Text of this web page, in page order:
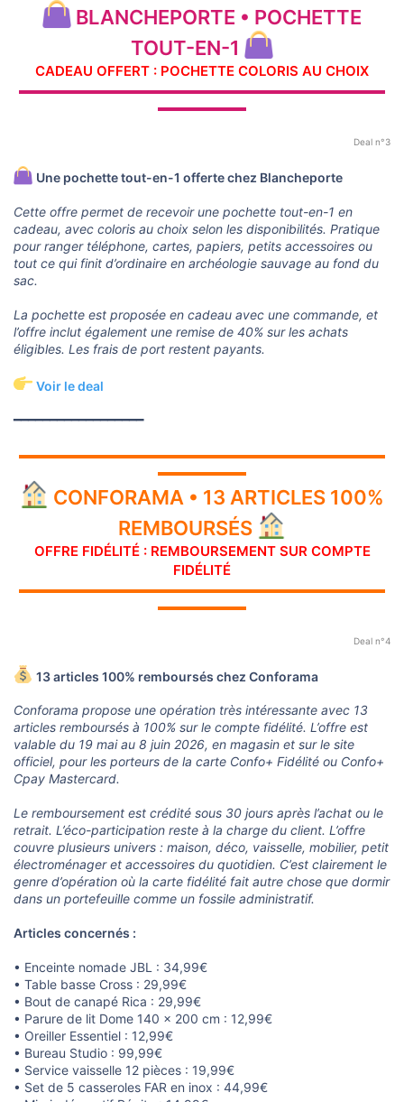
BLANCHEPORTE • POCHETTE
TOUT-EN-1
CADEAU OFFERT : POCHETTE COLORIS AU CHOIX
▬▬▬▬▬▬▬▬▬▬▬▬▬▬▬▬▬▬▬▬▬▬▬▬▬▬▬▬▬
▬▬▬▬▬▬▬
Deal n°3
Une pochette tout-en-1 offerte chez Blancheporte
Cette offre permet de recevoir une pochette tout-en-1 en
cadeau, avec coloris au choix selon les disponibilités. Pratique
pour ranger téléphone, cartes, papiers, petits accessoires ou
tout ce qui finit d’ordinaire en archéologie sauvage au fond du
sac.
La pochette est proposée en cadeau avec une commande, et
l’offre inclut également une remise de 40% sur les achats
éligibles. Les frais de port restent payants.
Voir le deal
━━━━━━━━━━━━━━━━━━
▬▬▬▬▬▬▬▬▬▬▬▬▬▬▬▬▬▬▬▬▬▬▬▬▬▬▬▬▬
▬▬▬▬▬▬▬
CONFORAMA • 13 ARTICLES 100%
REMBOURSÉS
OFFRE FIDÉLITÉ : REMBOURSEMENT SUR COMPTE
FIDÉLITÉ
▬▬▬▬▬▬▬▬▬▬▬▬▬▬▬▬▬▬▬▬▬▬▬▬▬▬▬▬▬
▬▬▬▬▬▬▬
Deal n°4
13 articles 100% remboursés chez Conforama
Conforama propose une opération très intéressante avec 13
articles remboursés à 100% sur le compte fidélité. L’offre est
valable du 19 mai au 8 juin 2026, en magasin et sur le site
officiel, pour les porteurs de la carte Confo+ Fidélité ou Confo+
Cpay Mastercard.
Le remboursement est crédité sous 30 jours après l’achat ou le
retrait. L’éco-participation reste à la charge du client. L’offre
couvre plusieurs univers : maison, déco, vaisselle, mobilier, petit
électroménager et accessoires du quotidien. C’est clairement le
genre d’opération où la carte fidélité fait autre chose que dormir
dans un portefeuille comme un fossile administratif.
Articles concernés :
• Enceinte nomade JBL : 34,99€
• Table basse Cross : 29,99€
• Bout de canapé Rica : 29,99€
• Parure de lit Dome 140 x 200 cm : 12,99€
• Oreiller Essentiel : 12,99€
• Bureau Studio : 99,99€
• Service vaisselle 12 pièces : 19,99€
• Set de 5 casseroles FAR en inox : 44,99€